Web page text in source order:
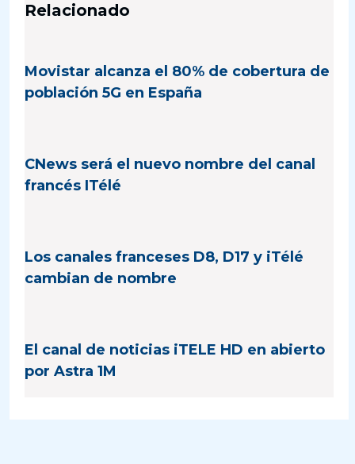
Relacionado
Movistar alcanza el 80% de cobertura de
población 5G en España
CNews será el nuevo nombre del canal
francés ITélé
Los canales franceses D8, D17 y iTélé
cambian de nombre
El canal de noticias iTELE HD en abierto
por Astra 1M